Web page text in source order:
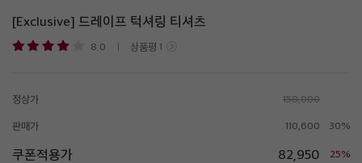
[Exclusive] 드레이프 턱셔링 티셔츠
8.0 상품평 1
정상가 158,000
판매가 110,600 30%
쿠폰적용가 82,950 25%